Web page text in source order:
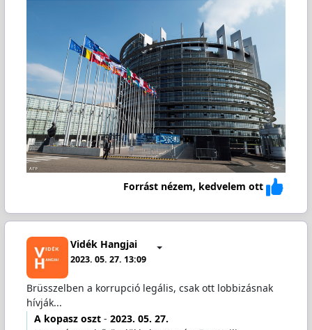
Forrást nézem, kedvelem ott
Vidék Hangjai
2023. 05. 27. 13:09
Brüsszelben a korrupció legális, csak ott lobbizásnak
hívják...
A kopasz oszt- 2023. 05. 27.